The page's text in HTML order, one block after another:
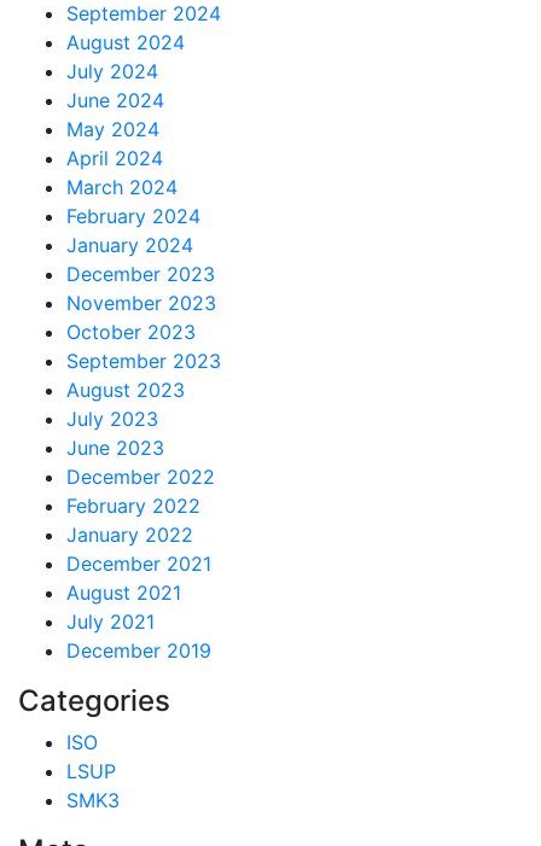
September 2024
August 2024
July 2024
June 2024
May 2024
April 2024
March 2024
February 2024
January 2024
December 2023
November 2023
October 2023
September 2023
August 2023
July 2023
June 2023
December 2022
February 2022
January 2022
December 2021
August 2021
July 2021
December 2019
Categories
ISO
LSUP
SMK3